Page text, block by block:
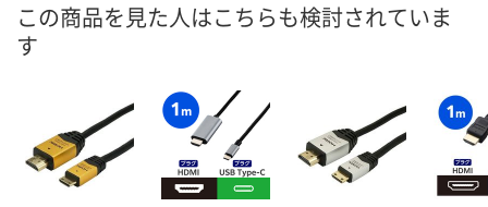
この商品を見た人はこちらも検討されていま
す